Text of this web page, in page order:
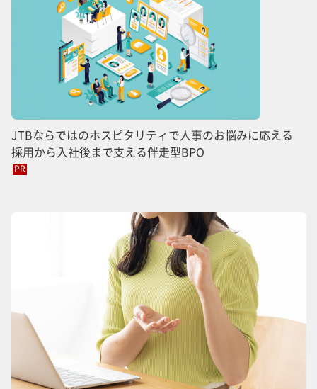
JTBならではのホスピタリティで人事のお悩みに応える
採用から入社後まで支える伴走型BPO
PR